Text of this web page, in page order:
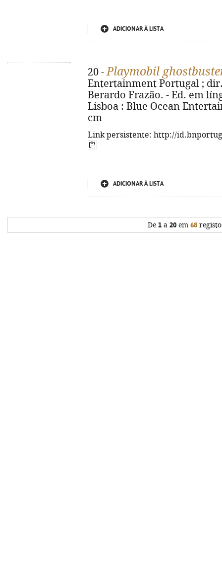
ADICIONAR À LISTA
20 -Playmobil
Entertainment Portugal ;
Berardo Frazão. - Ed. em
Lisboa : Blue Ocean
cm
Link persistente: http://
ADICIONAR À LISTA
De 1a 20em 68